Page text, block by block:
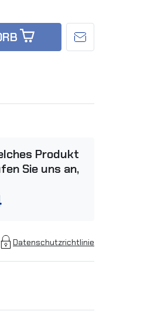
Produkt
Sie uns an,
Datenschutzrichtlinie